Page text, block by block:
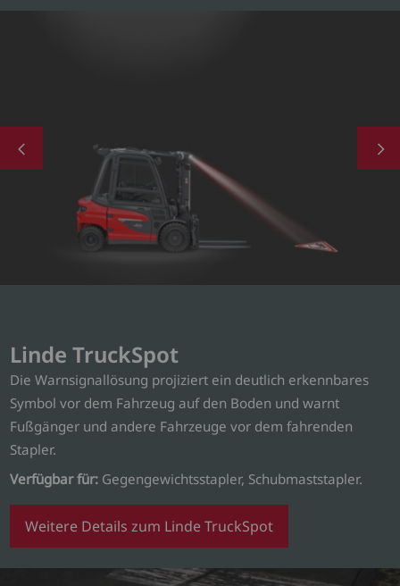
Linde TruckSpot
Die Warnsignallösung projiziert ein deutlich erkennbares
Symbol vor dem Fahrzeug auf den Boden und warnt
Fußgänger und andere Fahrzeuge vor dem fahrenden
Stapler.
Verfügbar für: Gegengewichtsstapler, Schubmaststapler.
Weitere Details zum Linde TruckSpot